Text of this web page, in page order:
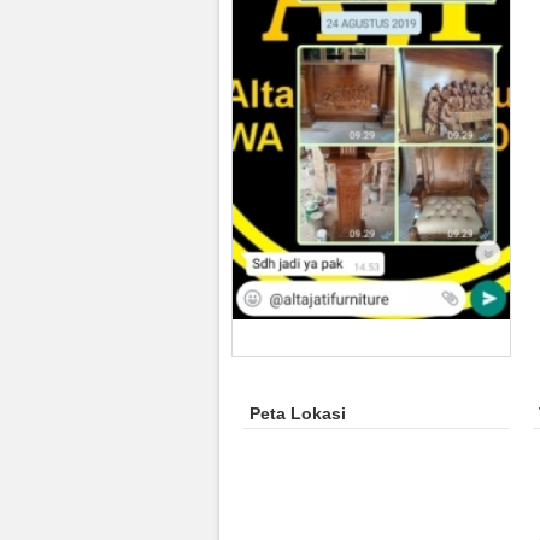
Peta Lokasi